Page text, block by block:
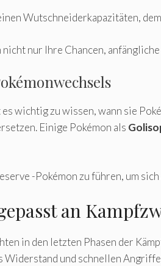
Wutschneiderkapazitäten,
nur Ihre Chancen,
wichtig zu wissen, wann sie
Einige Pokémon als
-Pokémon zu führen, um
an
in den letzten Phasen der
Widerstand und schnellen